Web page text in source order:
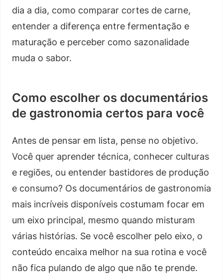
dia a dia, como comparar cortes de carne,
entender a diferença entre fermentação e
maturação e perceber como sazonalidade
muda o sabor.
Como escolher os documentários
de gastronomia certos para você
Antes de pensar em lista, pense no objetivo.
Você quer aprender técnica, conhecer culturas
e regiões, ou entender bastidores de produção
e consumo? Os documentários de gastronomia
mais incríveis disponíveis costumam focar em
um eixo principal, mesmo quando misturam
várias histórias. Se você escolher pelo eixo, o
conteúdo encaixa melhor na sua rotina e você
não fica pulando de algo que não te prende.